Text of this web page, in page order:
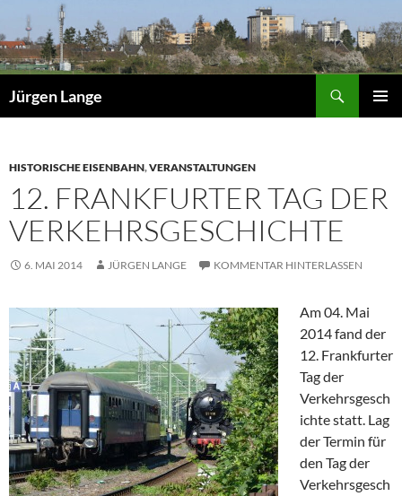
Inhalt
springen
Jürgen Lange
HISTORISCHE EISENBAHN,VERANSTALTUNGEN
12. FRANKFURTER TAG DER
VERKEHRSGESCHICHTE
6. MAI 2014 JÜRGEN LANGE KOMMENTAR HINTERLASSEN
Am 04. Mai
2014 fand der
12. Frankfurter
Tag der
Verkehrsgesch
ichte statt. Lag
der Termin für
den Tag der
Verkehrsgesch